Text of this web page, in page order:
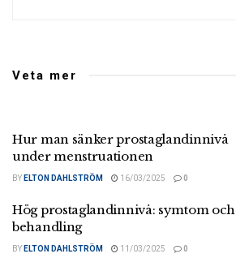
Veta mer
Hur man sänker prostaglandinnivå
under menstruationen
BY ELTON DAHLSTRÖM 16/03/2025 0
Hög prostaglandinnivå: symtom och
behandling
BY ELTON DAHLSTRÖM 11/03/2025 0